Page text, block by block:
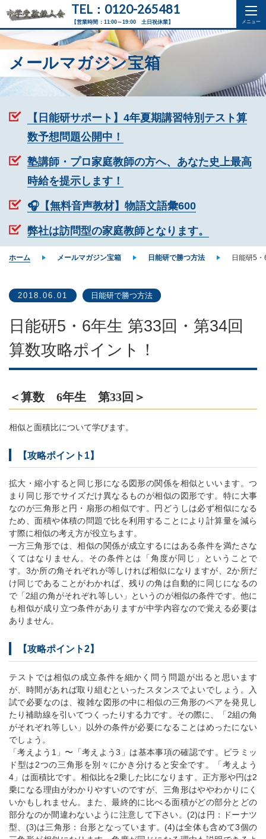
【営業時間：11:00～19:00 土日祝休業】
TEL：0120-265481
メールマガジン宝箱
【日能研サポート】4年夏期講習特別テスト算
数予想問題公開中！
塾講師・プロ家庭教師の方へ、あなた史上最高
時給を提示します！
🎧【無料音声教材】物語文語彙600
弊社は訪問型の家庭教師となります。
ホーム メールマガジン宝箱 日能研で勝つ方法 日能研5
2018.06.01 日能研で勝つ方法
日能研5・6年生 第33回・第34回
算数攻略ポイント！
＜算数 6年生 第33回＞
相似と面積比について学びます。
【攻略ポイント1】
拡大・縮小すると同じ形になる図形の関係を相似といいます。つ
まり同じ形でサイズだけ異なるものが相似の図形です。特に大事
なのが三角形と円・扇形の相似です。円どうしは必ず相似になる
ため、面積や体積の問題で比を利用することにより計算量を減ら
す際に相似の考え方が役立ちます。
一方三角形では、相似の関係が成立するにはある条件を満たさな
くてはなりません。その条件とは「角度が同じ」ということで
す。3か所の角それぞれが等しければ相似になりますが、2か所だ
け同じであることがわかれば、残りの角は自動的に同じになるの
で「2組の角がそれぞれ等しい」というのが相似の条件です。他に
も相似が成り立つ条件がありますが中学内容なので覚える必要は
ありません。
【攻略ポイント2】
テストでは相似の成立条件を細かく問う問題が出ると思います
が、時間があれば取り組むといったスタンスでよいでしょう。入
試で必要なのは、複雑な図形の中に相似の三角形のペアを発見し
たり補助線を引いてつくったりする力です。その際に、「2組の角
がそれぞれ等しい」以外の条件が必要になることはめったにない
でしょう。
「考えよう1」〜「考えよう3」は基本事項の確認です。ピラミッ
ド型は2つの三角形を別々にかき分けると安全です。「考えよう
4」は面積比です。相似比を2乗した比になります。正方形や円は2
乗になる理由がわかりやすいのですが、三角形はややわかりにく
いかもしれません。また、最終的に比べる面積がどの部分とどの
部分なのか間違わないように注意して下さい。(2)は円：ドーナツ
型、(3)は三角形：台形となっています。(4)は全体も含めて3個の